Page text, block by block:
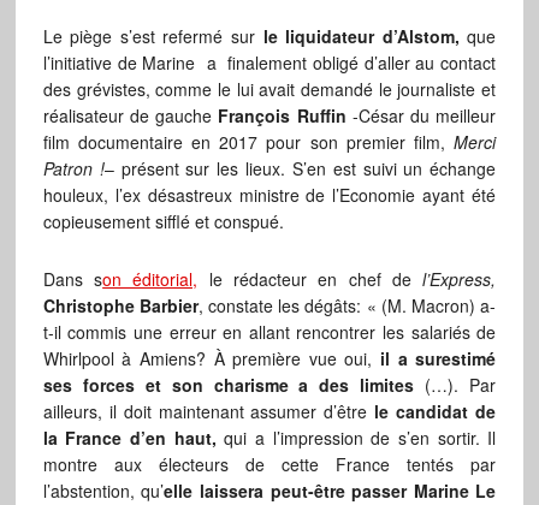
Le piège s’est refermé sur le liquidateur d’Alstom, que
l’initiative de Marine a finalement obligé d’aller au contact
des grévistes, comme le lui avait demandé le journaliste et
réalisateur de gauche François Ruffin -César du meilleur
film documentaire en 2017 pour son premier film,Merci
Patron !– présent sur les lieux. S’en est suivi un échange
houleux, l’ex désastreux ministre de l’Economie ayant été
copieusement sifflé et conspué.
Dans son éditorial, le rédacteur en chef del’Express,
Christophe Barbier, constate les dégâts: « (M. Macron) a-
t-il commis une erreur en allant rencontrer les salariés de
Whirlpool à Amiens? À première vue oui, il a surestimé
ses forces et son charisme a des limites (…). Par
ailleurs, il doit maintenant assumer d’être le candidat de
la France d’en haut, qui a l’impression de s’en sortir. Il
montre aux électeurs de cette France tentés par
l’abstention, qu’elle laissera peut-être passer Marine Le